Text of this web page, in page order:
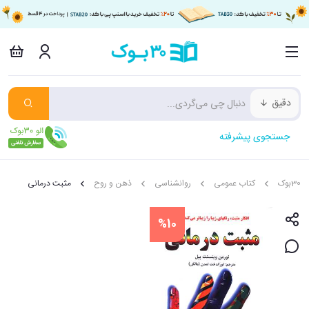
دقیق
جستجوی پیشرفته
30بوک کتاب عمومی روانشناسی ذهن و روح مثبت درمانی
%10